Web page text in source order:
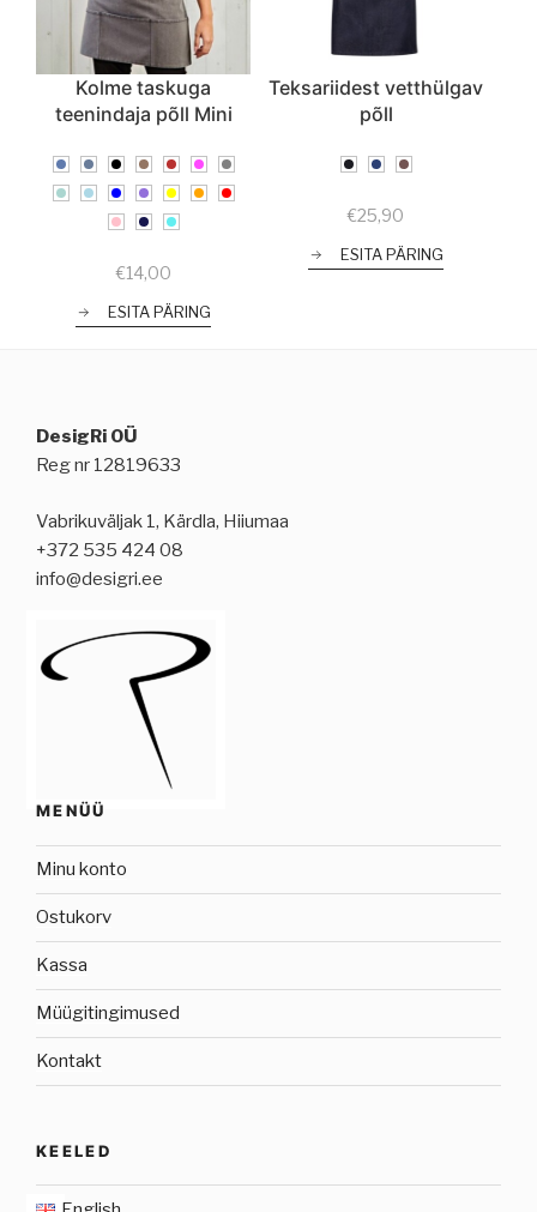
Kolme taskuga
teenindaja põll Mini
€14,00
ESITA PÄRING
Teksariidest vetthülgav
põll
€25,90
ESITA PÄRING
DesigRi OÜ
Reg nr 12819633
Vabrikuväljak 1, Kärdla, Hiiumaa
+372 535 424 08
info@desigri.ee
MENÜÜ
Minu konto
Ostukorv
Kassa
Müügitingimused
Kontakt
KEELED